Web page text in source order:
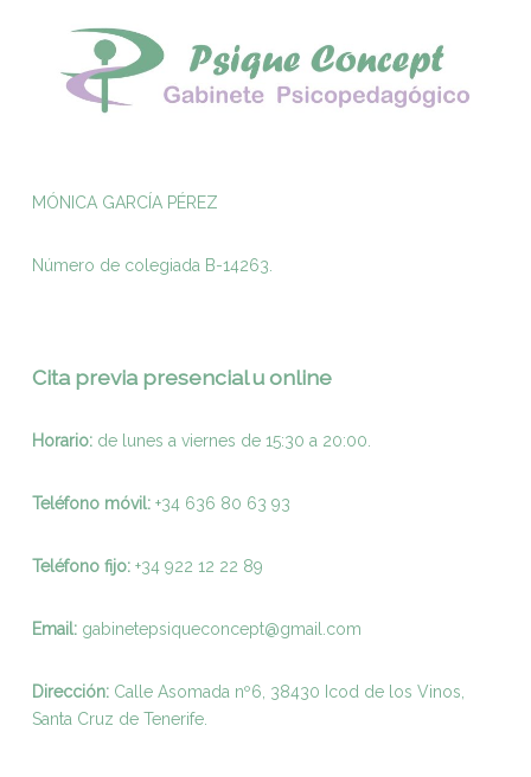
MÓNICA GARCÍA PÉREZ
Número de colegiada B-14263.
Cita previa presencial u online
Horario:de lunes a viernes de 15:30 a 20:00.
Teléfono móvil: +34 636 80 63 93
Teléfono fijo:+34 922 12 22 89
Email: gabinetepsiqueconcept@gmail.com
Dirección:Calle Asomada nº6, 38430 Icod de los Vinos,
Santa Cruz de Tenerife.